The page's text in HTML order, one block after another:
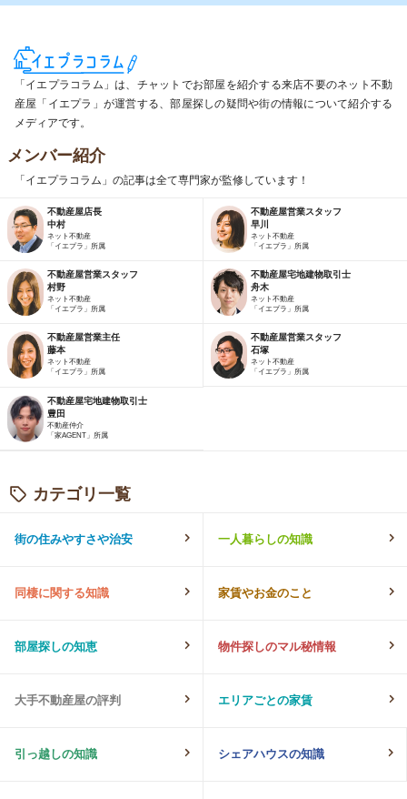
「イエプラコラム」は、チャットでお部屋を紹介する来店不要のネット不動
産屋「イエプラ」が運営する、部屋探しの疑問や街の情報について紹介する
メディアです。
メンバー紹介
「イエプラコラム」の記事は全て専門家が監修しています！
不動産屋店長
中村
ネット不動産
「イエプラ」所属
不動産屋営業スタッフ
早川
ネット不動産
「イエプラ」所属
不動産屋営業スタッフ
村野
ネット不動産
「イエプラ」所属
不動産屋宅地建物取引士
舟木
ネット不動産
「イエプラ」所属
不動産屋営業主任
藤本
ネット不動産
「イエプラ」所属
不動産屋営業スタッフ
石塚
ネット不動産
「イエプラ」所属
不動産屋宅地建物取引士
豊田
不動産仲介
「家AGENT」所属
カテゴリ一覧
街の住みやすさや治安 一人暮らしの知識
同棲に関する知識 家賃やお金のこと
部屋探しの知恵 物件探しのマル秘情報
大手不動産屋の評判 エリアごとの家賃
引っ越しの知識 シェアハウスの知識